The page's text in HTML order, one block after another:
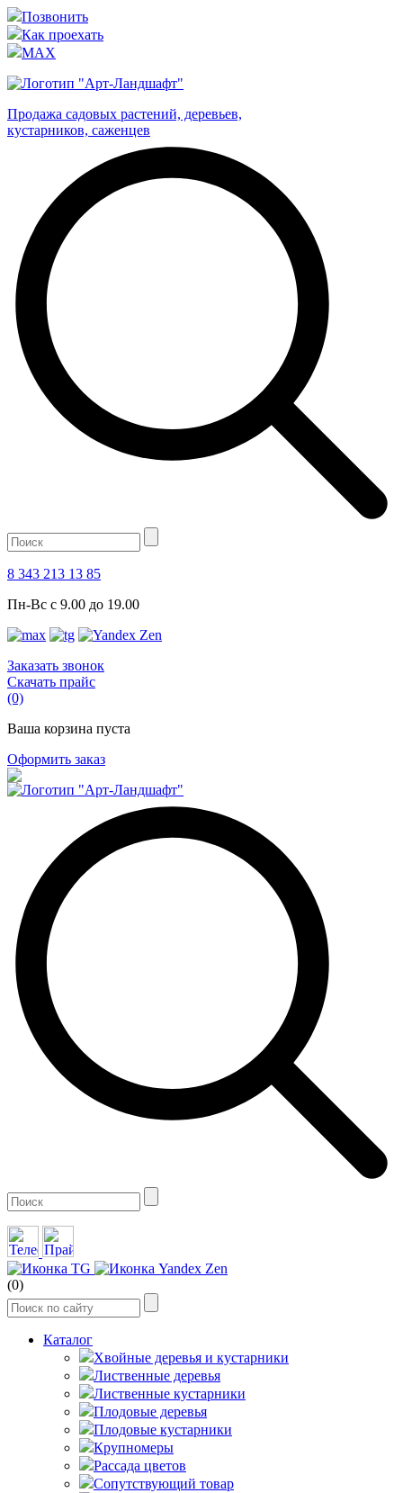
Позвонить
Как проехать
MAX
Продажа садовых растений, деревьев,
кустарников, саженцев
8 343 213 13 85
Пн-Вс с 9.00 до 19.00
Заказать звонок
Скачать прайс
(0)
Ваша корзина пуста
Оформить заказ
(0)
Каталог
Хвойные деревья и кустарники
Лиственные деревья
Лиственные кустарники
Плодовые деревья
Плодовые кустарники
Крупномеры
Рассада цветов
Сопутствующий товар